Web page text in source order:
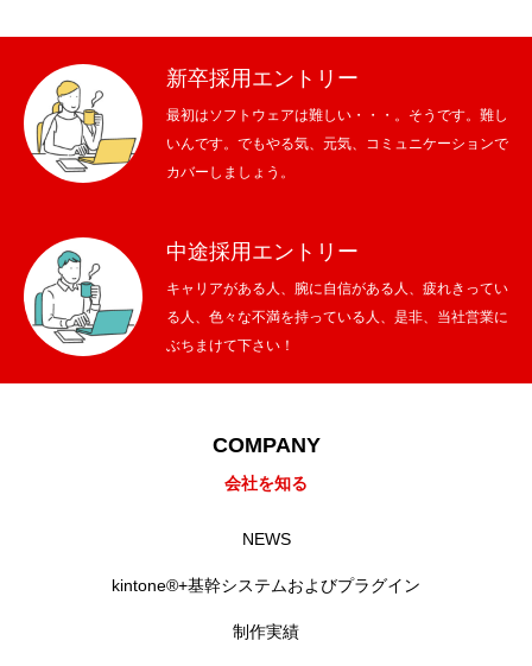
新卒採用エントリー
最初はソフトウェアは難しい・・・。そうです。難し
いんです。でもやる気、元気、コミュニケーションで
カバーしましょう。
中途採用エントリー
キャリアがある人、腕に自信がある人、疲れきってい
る人、色々な不満を持っている人、是非、当社営業に
ぶちまけて下さい！
COMPANY
会社を知る
NEWS
kintone®+基幹システムおよびプラグイン
制作実績